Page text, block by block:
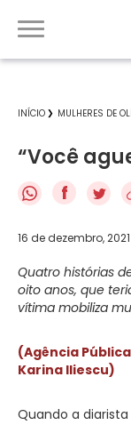
INÍCIO MULHERES DE
“Você
f
16 de dezembro, 2021
Quatro histórias
oito anos, que
vítima mobiliza
(Agência Pública
Karina Iliescu)
Quando a